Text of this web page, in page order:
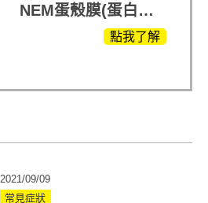
NEM蛋殼膜(蛋白聚
醣)關鍵配方，厲害其
點我了解
2021/09/09
常見症狀